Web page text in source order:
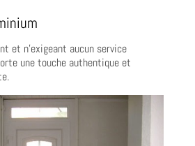
et n’exigeant aucun service
une touche authentique et